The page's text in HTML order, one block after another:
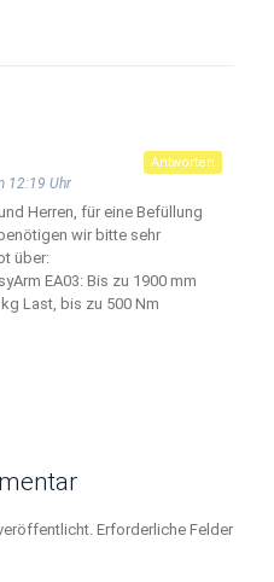
12:19 Uhr
Herren, für eine Befüllung
wir bitte sehr
über:
EA03: Bis zu 1900 mm
Last, bis zu 500 Nm
Antworten
Erforderliche Felder